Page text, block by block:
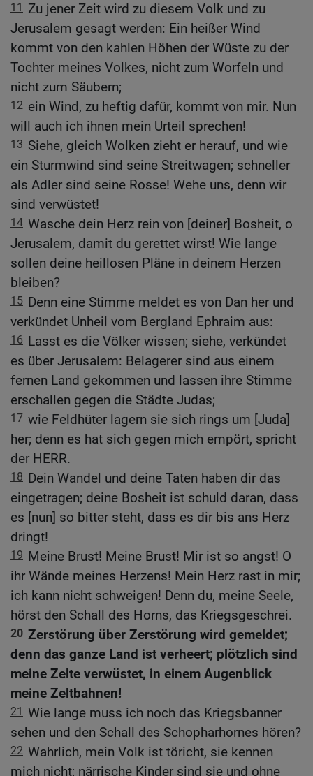
11
Zu jener Zeit wird zu diesem Volk und zu
Jerusalem gesagt werden: Ein heißer Wind
kommt von den kahlen Höhen der Wüste zu der
Tochter meines Volkes, nicht zum Worfeln und
nicht zum Säubern;
12 ein Wind, zu heftig dafür, kommt von mir. Nun
will auch ich ihnen mein Urteil sprechen!
13 Siehe, gleich Wolken zieht er herauf, und wie
ein Sturmwind sind seine Streitwagen; schneller
als Adler sind seine Rosse! Wehe uns, denn wir
sind verwüstet!
14 Wasche dein Herz rein von [deiner] Bosheit, o
Jerusalem, damit du gerettet wirst! Wie lange
sollen deine heillosen Pläne in deinem Herzen
bleiben?
15 Denn eine Stimme meldet es von Dan her und
verkündet Unheil vom Bergland Ephraim aus:
16 Lasst es die Völker wissen; siehe, verkündet
es über Jerusalem: Belagerer sind aus einem
fernen Land gekommen und lassen ihre Stimme
erschallen gegen die Städte Judas;
17 wie Feldhüter lagern sie sich rings um [Juda]
her; denn es hat sich gegen mich empört, spricht
der HERR.
18 Dein Wandel und deine Taten haben dir das
eingetragen; deine Bosheit ist schuld daran, dass
es [nun] so bitter steht, dass es dir bis ans Herz
dringt!
19 Meine Brust! Meine Brust! Mir ist so angst! O
ihr Wände meines Herzens! Mein Herz rast in mir;
ich kann nicht schweigen! Denn du, meine Seele,
hörst den Schall des Horns, das Kriegsgeschrei.
20 Zerstörung über Zerstörung wird gemeldet;
denn das ganze Land ist verheert; plötzlich sind
meine Zelte verwüstet, in einem Augenblick
meine Zeltbahnen!
21 Wie lange muss ich noch das Kriegsbanner
sehen und den Schall des Schopharhornes hören?
22 Wahrlich, mein Volk ist töricht, sie kennen
mich nicht; närrische Kinder sind sie und ohne